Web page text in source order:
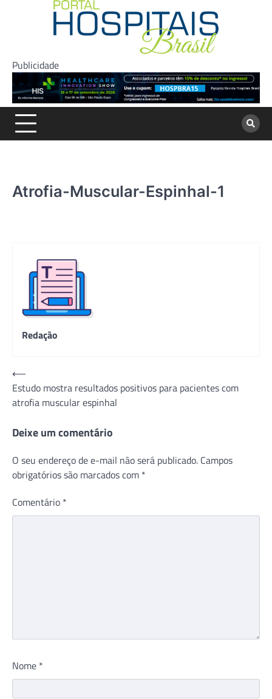
Publicidade
Atrofia-Muscular-Espinhal-1
Redação
Navegação
de
Post
⟵
Estudo mostra resultados positivos para pacientes com
atrofia muscular espinhal
Deixe um comentário
O seu endereço de e-mail não será publicado. Campos
obrigatórios são marcados com *
Comentário *
Nome *